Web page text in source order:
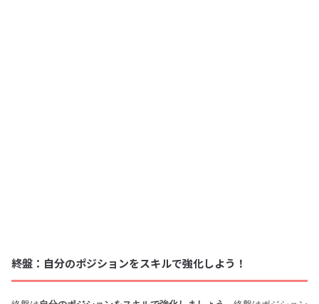
終盤：自分のポジションをスキルで強化しよう！